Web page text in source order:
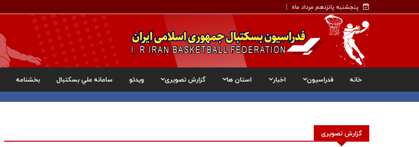
پنجشنبه پانزدهم مرداد ماه
خانه فدراسیون اخبار استان ها گزارش تصویری ویدئو سامانه ملي بسکتبال بخشنامه
گزارش تصویری